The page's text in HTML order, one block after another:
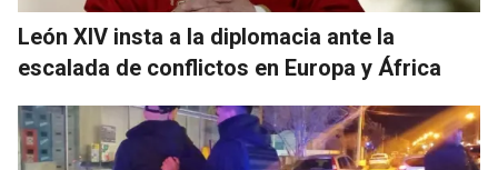
León XIV insta a la diplomacia ante la
escalada de conflictos en Europa y África